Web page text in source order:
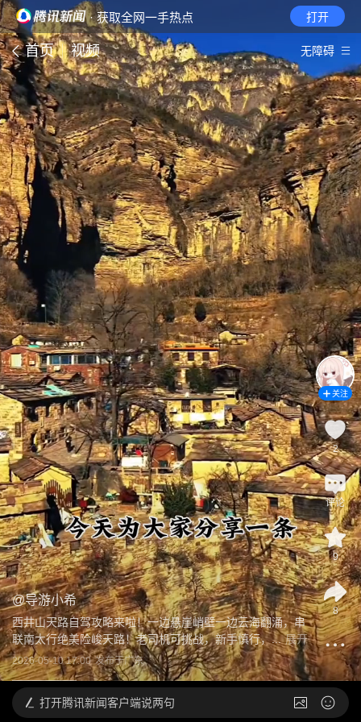
· 获取全网一手热点 打开
首页 视频 无障碍
@导游小希
西井山天路自驾攻略来啦！一边悬崖峭壁一边云海翻涌，串
联南太行绝美险峻天路！老司机可挑战，新手慎行，... 展开
2026-05-10 17:00 发布于广东
关注
2
评论
9
8
打开腾讯新闻客户端说两句